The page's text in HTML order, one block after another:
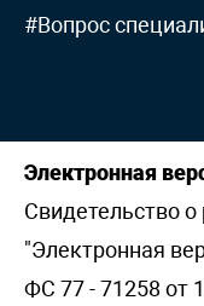
#Вопрос
Электронная
Свидетельство
"Электронная
ФС 77 - 71258 от